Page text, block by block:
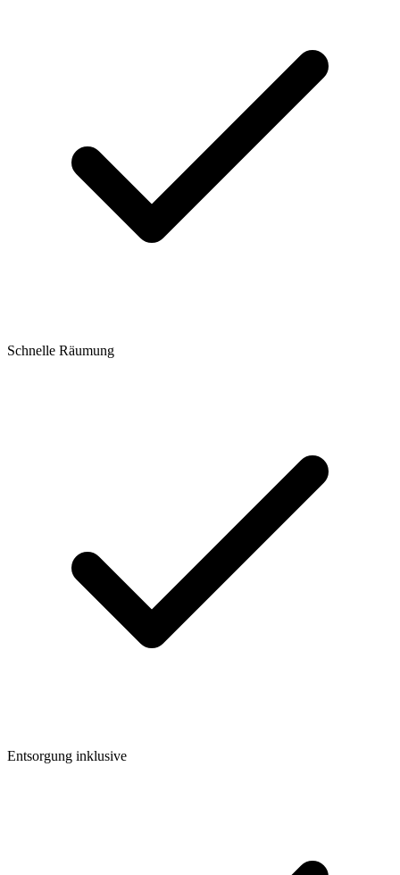
Schnelle Räumung
Entsorgung inklusive